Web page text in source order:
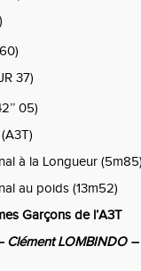
37)
05)
à la Longueur
au poids (13m52)
Garçons de l’A3T
Clément LOMBINDO